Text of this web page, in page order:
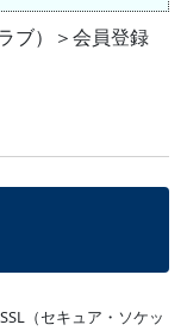
ブ）＞会員登録
（セキュア・ソケッ